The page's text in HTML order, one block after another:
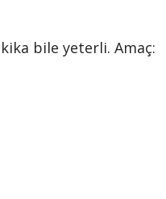
bile yeterli. Amaç: